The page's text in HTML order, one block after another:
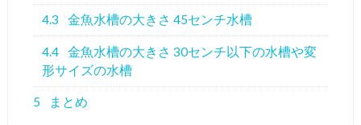
4.3 金魚水槽の大きさ 45センチ水槽
4.4
金魚水槽の大きさ 30センチ以下の水槽や変
形サイズの水槽
5 まとめ